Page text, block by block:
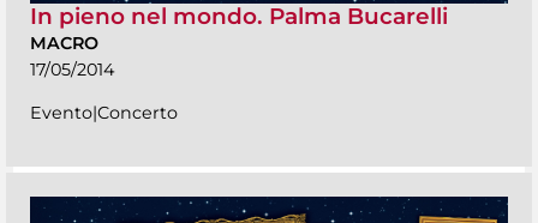
In pieno nel mondo. Palma Bucarelli
MACRO
17/05/2014
Evento|Concerto